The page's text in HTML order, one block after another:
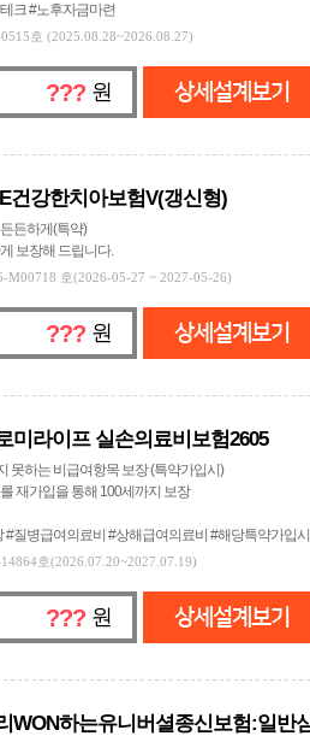
크 #노후자금마련
호 (2025.08.28~2026.08.27)
??? 원 상세설계보기
건강한치아보험V(갱신형)
든하게(특약)
보장해 드립니다.
M00718 호(2026-05-27 ~ 2027-05-26)
??? 원 상세설계보기
미라이프 실손의료비보험2605
못하는 비급여항목 보장 (특약가입시)
재가입을 통해 100세까지 보장
질병급여의료비 #상해급여의료비 #해당특약가입시
호(2026.07.20~2027.07.19)
??? 원 상세설계보기
WON하는유니버셜종신보험:일반